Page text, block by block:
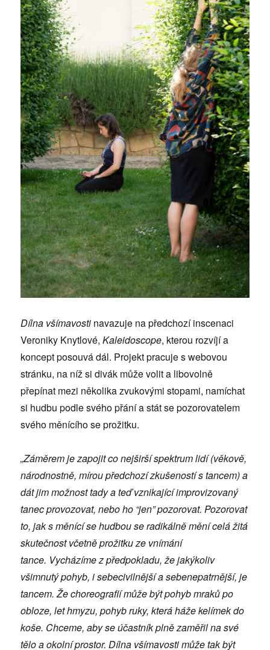
Dílna všímavosti navazuje na předchozí inscenaci
Veroniky Knytlové,Kaleidoscope, kterou rozvíjí a
koncept posouvá dál. Projekt pracuje s webovou
stránku, na níž si divák může volit a libovolně
přepínat mezi několika zvukovými stopami, namíchat
si hudbu podle svého přání a stát se pozorovatelem
svého měnícího se prožitku.
„Záměrem je zapojit co nejširší spektrum lidí (věkově,
národnostně, mírou předchozí zkušeností s tancem) a
dát jim možnost tady a teď vznikající improvizovaný
tanec provozovat, nebo ho “jen” pozorovat. Pozorovat
to, jak s měnící se hudbou se radikálně mění celá žitá
skutečnost včetně prožitku ze vnímání
tance. Vycházíme z předpokladu, že jakýkoliv
všimnutý pohyb, i sebecivilnější a sebenepatrnější, je
tancem. Že choreografií může být pohyb mraků po
obloze, let hmyzu, pohyb ruky, která háže kelímek do
koše. Chceme, aby se účastník plně zaměřil na své
tělo a okolní prostor. Dílna všímavosti může tak být